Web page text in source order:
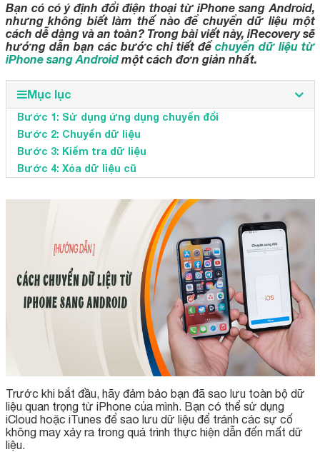
Bạn có có ý định đổi điện thoại từ iPhone sang Android,
nhưng không biết làm thế nào để chuyển dữ liệu một
cách dễ dàng và an toàn? Trong bài viết này, iRecovery sẽ
hướng dẫn bạn các bước chi tiết đểchuyển dữ liệu từ
iPhone sang Androidmột cách đơn giản nhất.
Mục lục
Bước 1: Sử dụng ứng dụng chuyển đổi
Bước 2: Chuyển dữ liệu
Bước 3: Kiểm tra dữ liệu
Bước 4: Xóa dữ liệu cũ
Trước khi bắt đầu, hãy đảm bảo bạn đã sao lưu toàn bộ dữ
liệu quan trọng từ iPhone của mình. Bạn có thể sử dụng
iCloud hoặc iTunes để sao lưu dữ liệu để tránh các sự cố
không may xảy ra trong quá trình thực hiện dẫn đến mất dữ
liệu.